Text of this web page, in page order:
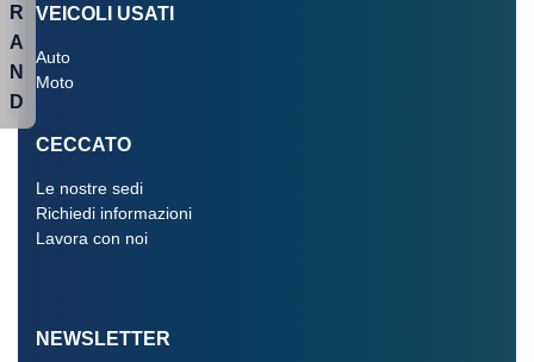
VEICOLI USATI
Auto
Moto
CECCATO
Le nostre sedi
Richiedi informazioni
Lavora con noi
NEWSLETTER
R
A
N
D